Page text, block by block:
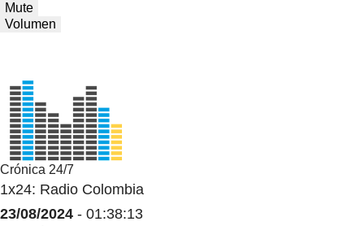
Mute
Volumen
Crónica 24/7
1x24: Radio Colombia
23/08/2024 - 01:38:13